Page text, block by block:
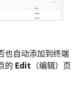
也自动添加到终端
的 Edit （编辑）页